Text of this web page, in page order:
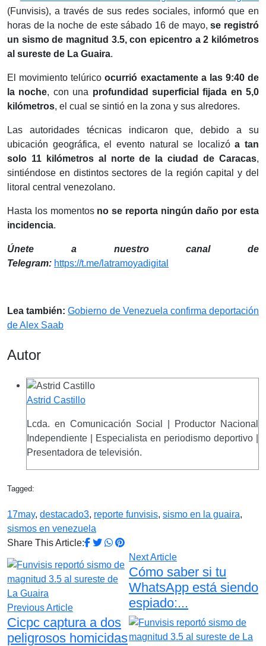
(Funvisis), a través de sus redes sociales, informó que en
horas de la noche de este sábado 16 de mayo,se registró
un sismo de magnitud 3.5, con epicentro a 2 kilómetros
al sureste de La Guaira.
El movimiento telúricoocurrió exactamente a las 9:40 de
la noche, con una profundidad superficial fijada en 5,0
kilómetros, el cual se sintió en la zona y sus alredores.
Las autoridades técnicas indicaron que, debido a su
ubicación geográfica, el evento natural se localizóa tan
solo 11 kilómetros al norte de la ciudad de Caracas,
sintiéndose en distintos sectores de la región capital y del
litoral central venezolano.
Hasta los momentos no se reporta ningún daño por esta
incidencia.
Únete a nuestro canal de
Telegram: https://t.me/latramoyadigital
Lea también: Gobierno de Venezuela confirma deportación
de Alex Saab
Autor
Astrid Castillo
Lcda. en Comunicación Social | Productor Nacional
Independiente | Especialista en periodismo deportivo |
Presentadora de televisión.
Tagged:
17may, destacado3, reporte funvisis, sismo en la guaira,
sismos en venezuela
Share This Article:
Previous Article
Cicpc captura a dos
peligrosos homicidas
Next Article
Cómo saber si tu
WhatsApp está siendo
espiado:...